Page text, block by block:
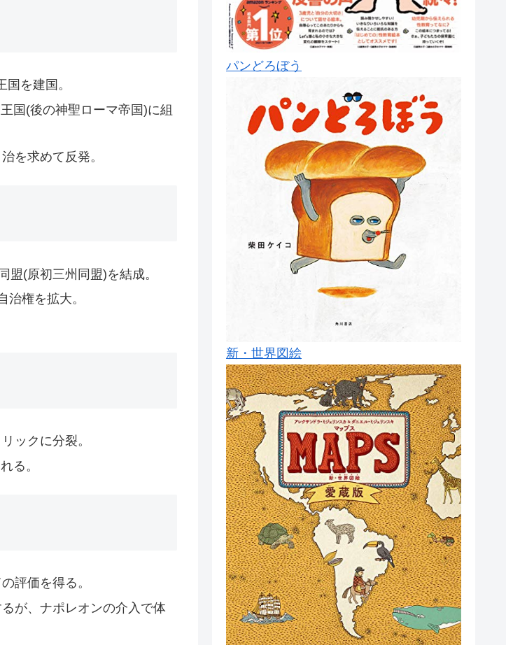
を建国。
国(後の神聖ローマ帝国)に組
を求めて反発。
(原初三州同盟)を結成。
権を拡大。
ックに分裂。
る。
評価を得る。
が、ナポレオンの介入で体
パンどろぼう
新・世界図絵